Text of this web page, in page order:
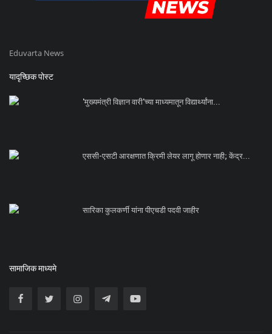
Eduvarta News
यादृच्छिक पोस्ट
'मुख्यमंत्री विज्ञान वारी'च्या माध्यमातून विद्यार्थ्यांना...
एससी-एसटी आरक्षणात क्रिमी लेयर लागू होणार नाही; केंद्र...
सारिका कुलकर्णी यांना पीएचडी पदवी जाहीर
सामाजिक माध्यमे